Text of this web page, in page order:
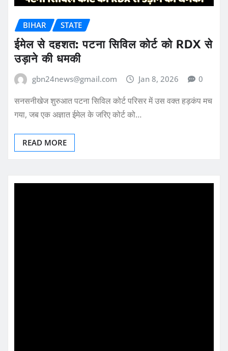
BIHAR STATE
ईमेल से दहशत: पटना सिविल कोर्ट को RDX से
उड़ाने की धमकी
gbn24news@gmail.com Jan 8, 2026 0
सनसनीखेज शुरुआत पटना सिविल कोर्ट परिसर में उस वक्त हड़कंप मच
गया, जब एक अज्ञात ईमेल के जरिए कोर्ट को…
READ MORE